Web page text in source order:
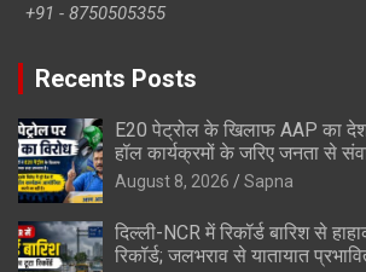
+91 - 8750505355
Recents Posts
E20 पेट्रोल के खिलाफ AAP का
हॉल कार्यक्रमों के जरिए जनता से
August 8, 2026 Sapna
दिल्ली-NCR में रिकॉर्ड बारिश से
रिकॉर्ड; जलभराव से यातायात